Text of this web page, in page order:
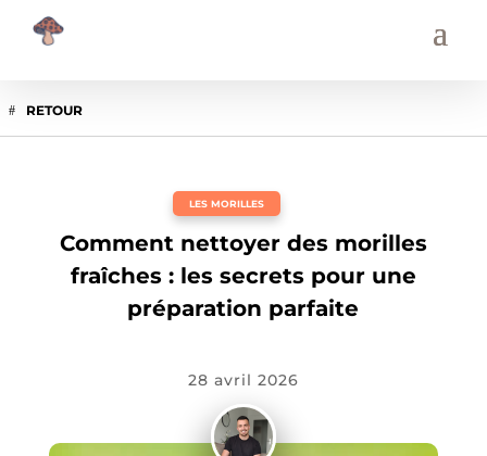
RETOUR
LES MORILLES
Comment nettoyer des morilles
fraîches : les secrets pour une
préparation parfaite
28 avril 2026